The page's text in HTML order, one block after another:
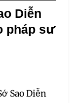
Diễn
pháp sư
Sao Diễn